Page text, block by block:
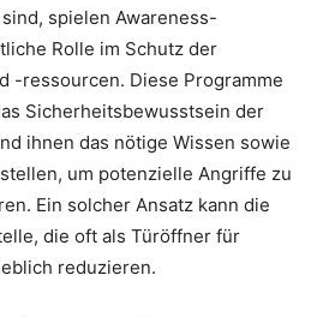
spielen Awareness-
Rolle im Schutz der
-ressourcen. Diese Programme
Sicherheitsbewusstsein der
ihnen das nötige Wissen sowie
um potenzielle Angriffe zu
Ein solcher Ansatz kann die
die oft als Türöffner für
reduzieren.